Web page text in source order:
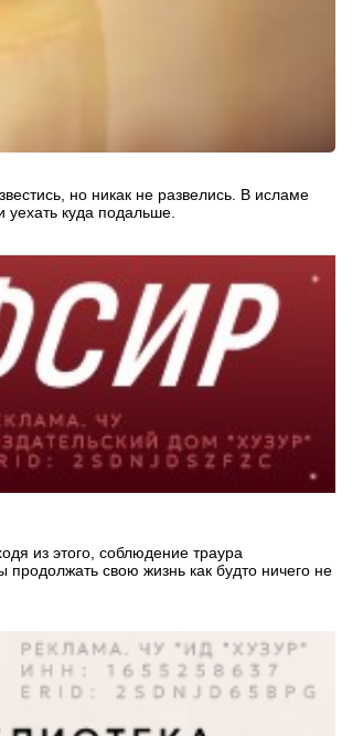
но никак не развелись. В исламе
куда подальше.
из этого, соблюдение траура
свою жизнь как будто ничего не